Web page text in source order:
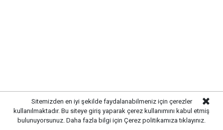
Sitemizden en iyi şekilde faydalanabilmeniz için çerezler
kullanılmaktadır. Bu siteye giriş yaparak çerez kullanımını kabul etmiş
bulunuyorsunuz. Daha fazla bilgi için Çerez politikamıza tıklayınız.